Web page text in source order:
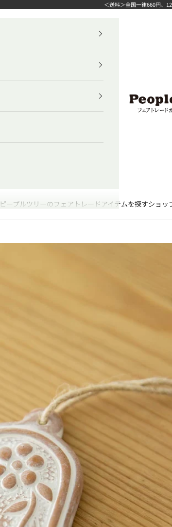
＜送料＞全国一律660円、
ピープルツリ
ピープルツリーのフェアトレード アイテムを探すショッ